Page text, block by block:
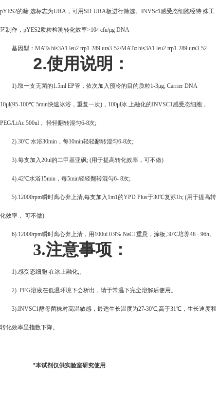
pYES2的筛 选标志为URA，可用SD-URA板进行筛选。INVSc1感受态细胞经特 殊工
艺制作，pYES2质粒检测转化效率>104 cfu/μg DNA
基因型：MATa his3Δ1 leu2 trp1-289 ura3-52/MATα his3Δ1 leu2 trp1-289 ura3-52
2.使用说明：
1).取一支无菌的1.5ml EP管，依次加入预冷的目的质粒1-3μg, Carrier DNA
10μl(95-100℃ 5min快速冰浴，重复一次)，100μl冰.上融化的INVSC1感受态细胞，
PEG/LiAc 500ul， 轻轻翻转混匀6-8次;
2).30℃ 水浴30min，每10min轻轻翻转混匀6-8次;
3).每支加入20ul的二甲基亚砜; (用于提高转化效率，可不做)
4).42℃水浴15min，每5min轻轻翻转混匀6- 8次;
5).12000rpm瞬时离心弃上清,每支加入1m1的YPD Plus于30℃复苏1h; (用于提高转
化效率， 可不做)
6).12000rpm瞬时离心弃上清，用100ul 0.9% NaCl 重悬，涂板,30℃培养48 - 96h。
3.注意事项：
1).感受态细胞 在冰上融化,。
2). PEG溶液在低温环境下会析出，请于常温下完全溶解后使用。
3).INVSC1酵母菌株对高温敏感，最适生长温度为27-30℃;高于31℃，生长速度和
转化效率呈指数下降。
*本试剂仅供实验室研究使用